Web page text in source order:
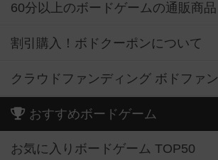
60分以上のボードゲームの通販商品
割引購入！ボドクーポンについて
クラウドファンディング ボドファン
おすすめボードゲーム
お気に入りボードゲーム TOP50